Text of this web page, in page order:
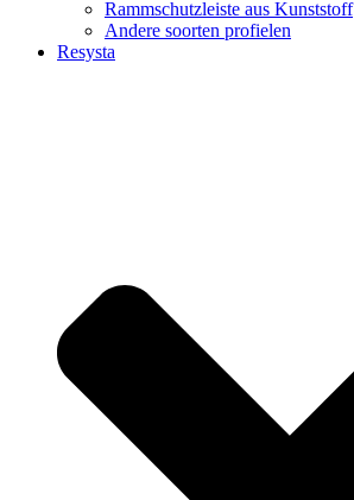
Rammschutzleiste aus Kunststoff
Andere soorten profielen
Resysta